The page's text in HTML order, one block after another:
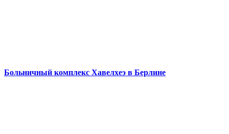
Больничный комплекс Хавелхеэ в Берлине